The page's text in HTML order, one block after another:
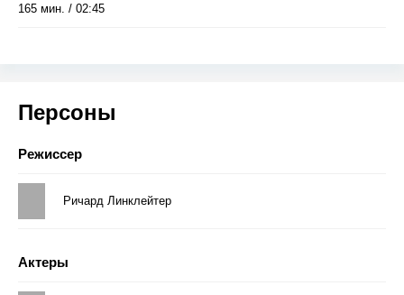
165 мин. / 02:45
Персоны
Режиссер
Ричард Линклейтер
Актеры